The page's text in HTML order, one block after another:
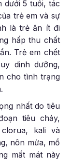
dưới 5 tuổi, tác
trẻ em và sự
là trẻ ăn ít đi
hấp thu chất
Trẻ em chết
dinh dưỡng,
cho tình trạng
nhất do tiêu
tiêu chảy,
kali và
nôn mửa, mồ
mất mát này